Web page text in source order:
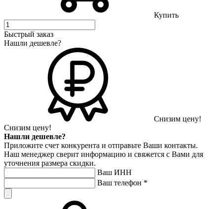
Купить
Быстрый заказ
Нашли дешевле?
Снизим цену!
Снизим цену!
Нашли дешевле?
Приложите счет конкурента и отправьте Ваши контакты.
Наш менеджер сверит информацию и свяжется с Вами для
уточнения размера скидки.
Ваш ИНН
Ваш телефон *